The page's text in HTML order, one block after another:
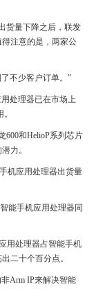
货量下降之后，联发
注意的是，两家公
不少客户订单。”
用处理器已在市场上
600和HelioP系列芯片
力。
机应用处理器出货量
能手机应用处理器同
用处理器占智能手机
二十个百分点。
Arm IP来解决智能